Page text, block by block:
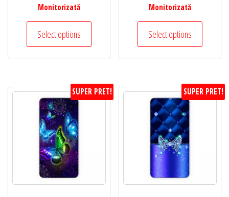
Monitorizată
Select options
Monitorizată
Select options
SUPER PRET! SUPER PRET!